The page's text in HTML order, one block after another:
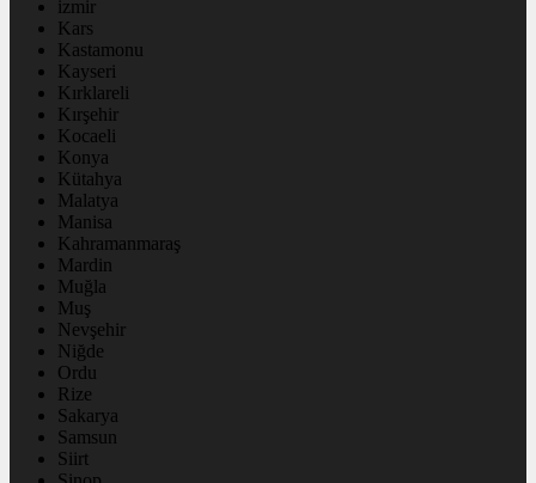
izmir
Kars
Kastamonu
Kayseri
Kırklareli
Kırşehir
Kocaeli
Konya
Kütahya
Malatya
Manisa
Kahramanmaraş
Mardin
Muğla
Muş
Nevşehir
Niğde
Ordu
Rize
Sakarya
Samsun
Siirt